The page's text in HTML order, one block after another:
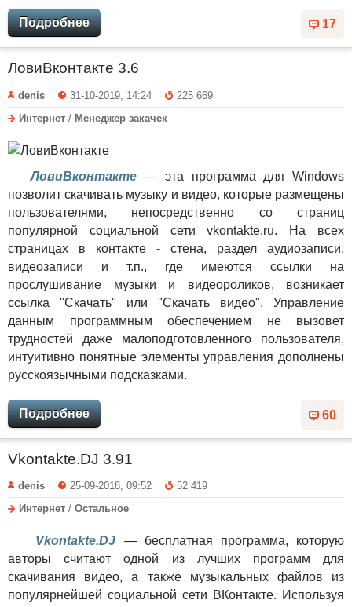
17
Подробнее
ЛовиВконтакте 3.6
denis 31-10-2019, 14:24
225 669
Интернет / Менеджер закачек
ЛовиВконтакте — эта программа для Windows
позволит скачивать музыку и видео, которые размещены
пользователями, непосредственно со страниц
популярной социальной сети vkontakte.ru. На всех
страницах в контакте - стена, раздел аудиозаписи,
видеозаписи и т.п., где имеются ссылки на
прослушивание музыки и видеороликов, возникает
ссылка "Скачать" или "Скачать видео". Управление
данным программным обеспечением не вызовет
трудностей даже малоподготовленного пользователя,
интуитивно понятные элементы управления дополнены
русскоязычными подсказками.
60
Подробнее
Vkontakte.DJ 3.91
denis 25-09-2018, 09:52
52 419
Интернет / Остальное
Vkontakte.DJ — бесплатная программа, которую
авторы считают одной из лучших программ для
скачивания видео, а также музыкальных файлов из
популярнейшей социальной сети ВКонтакте. Используя